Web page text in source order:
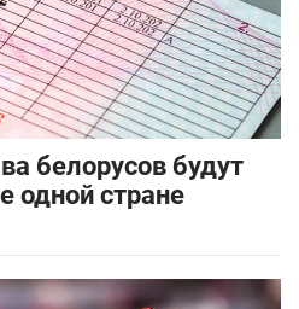
белорусов будут
одной стране